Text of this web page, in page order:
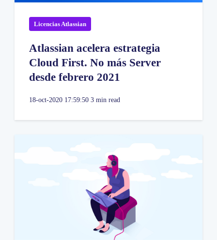
Licencias Atlassian
Atlassian acelera estrategia
Cloud First. No más Server
desde febrero 2021
18-oct-2020 17:59:50 3 min read